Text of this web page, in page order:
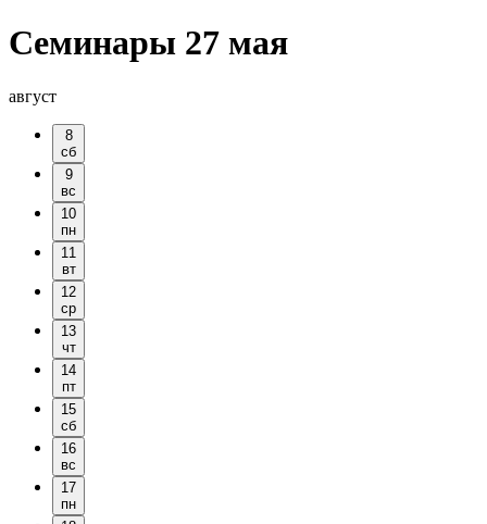
Семинары 27 мая
август
8
сб
9
вс
10
пн
11
вт
12
ср
13
чт
14
пт
15
сб
16
вс
17
пн